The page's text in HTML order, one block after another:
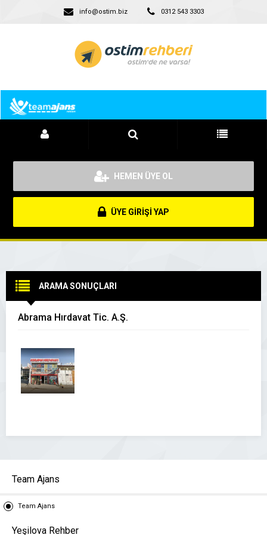
info@ostim.biz 0312 543 3303
HEMEN ÜYE OL
ÜYE GİRİŞİ YAP
ARAMA SONUÇLARI
Abrama Hırdavat Tic. A.Ş.
Team Ajans
Team Ajans
Yeşilova Rehber